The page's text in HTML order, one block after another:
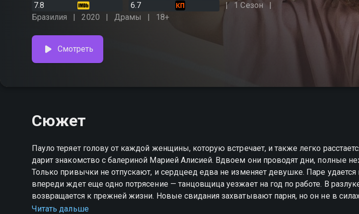
7.8 6.7
1 Сезон
Бразилия
2020 Драмы 18+
Смотреть
Сюжет
Пауло теряет голову от каждой женщины, которую встречает, и также легко
дарит знакомство с балериной Марией Алисией. Вдвоем они проводят дни, полные
Только привычки не отпускают, и сердцеед едва не изменяет девушке. Паре удается
впереди ждет еще одно потрясение — танцовщица уезжает на год по работе. В
возвращается к прежней жизни. Новые свидания захватывают парня, но он не в
Алисию. Неужели это и есть любовь?
Читать дальше